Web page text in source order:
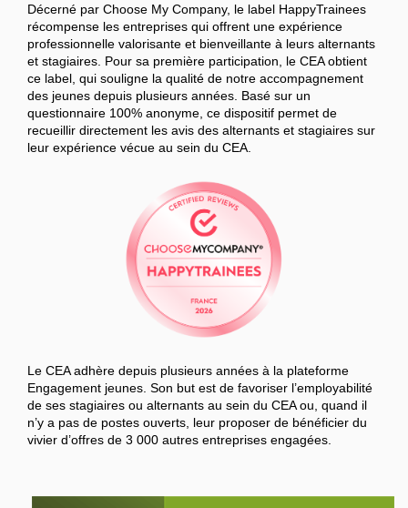
Décerné par Choose My Company, le label HappyTrainees
récompense les entreprises qui offrent une expérience
professionnelle valorisante et bienveillante à leurs alternants
et stagiaires. Pour sa première participation, le CEA obtient
ce label, qui souligne la qualité de notre accompagnement
des jeunes depuis plusieurs années. Basé sur un
questionnaire 100% anonyme, ce dispositif permet de
recueillir directement les avis des alternants et stagiaires sur
leur expérience vécue au sein du CEA.
Le CEA adhère depuis plusieurs années à la plateforme
Engagement jeunes. Son but est de favoriser l’employabilité
de ses stagiaires ou alternants au sein du CEA ou, quand il
n’y a pas de postes ouverts, leur proposer de bénéficier du
vivier d’offres de 3 000 autres entreprises engagées.